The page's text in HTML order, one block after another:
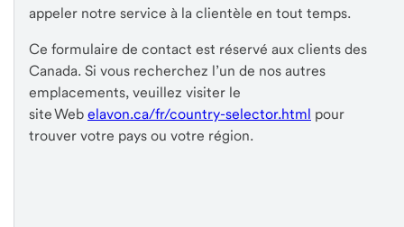
appeler notre service à la clientèle en tout temps.
Ce formulaire de contact est réservé aux clients des
Canada. Si vous recherchez l’un de nos autres
emplacements, veuillez visiter le
site Web elavon.ca/fr/country-selector.html pour
trouver votre pays ou votre région.